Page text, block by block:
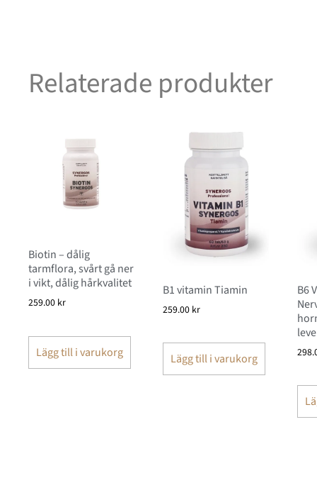
Relaterade produkter
Biotin – dålig
tarmflora, svårt gå ner
i vikt, dålig hårkvalitet
259.00 kr
Lägg till i varukorg
B1 vitamin Tiamin
259.00 kr
Lägg till i varukorg
B6